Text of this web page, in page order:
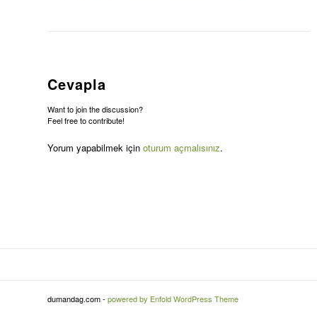
Cevapla
Want to join the discussion?
Feel free to contribute!
Yorum yapabilmek için oturum açmalısınız.
dumandag.com - powered by Enfold WordPress Theme